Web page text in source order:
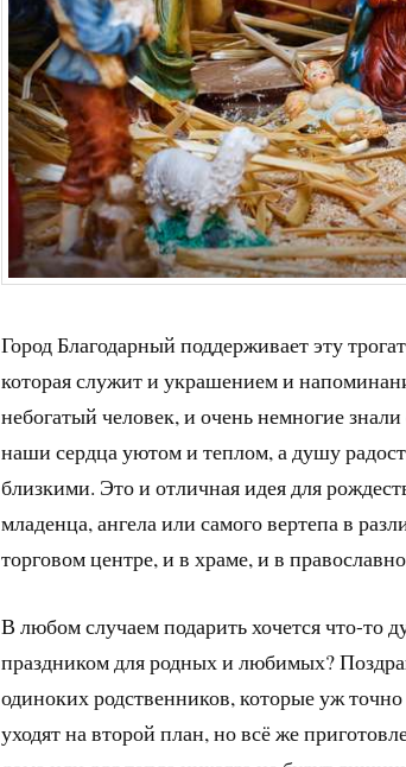
Город Благодарный поддерживает эту
которая служит и украшением и
небогатый человек, и очень немногие
наши сердца уютом и теплом, а душу
близкими. Это и отличная идея для
младенца, ангела или самого вертепа в
торговом центре, и в храме, и в
В любом случаем подарить хочется что-то
праздником для родных и любимых?
одиноких родственников, которые уж
уходят на второй план, но всё же